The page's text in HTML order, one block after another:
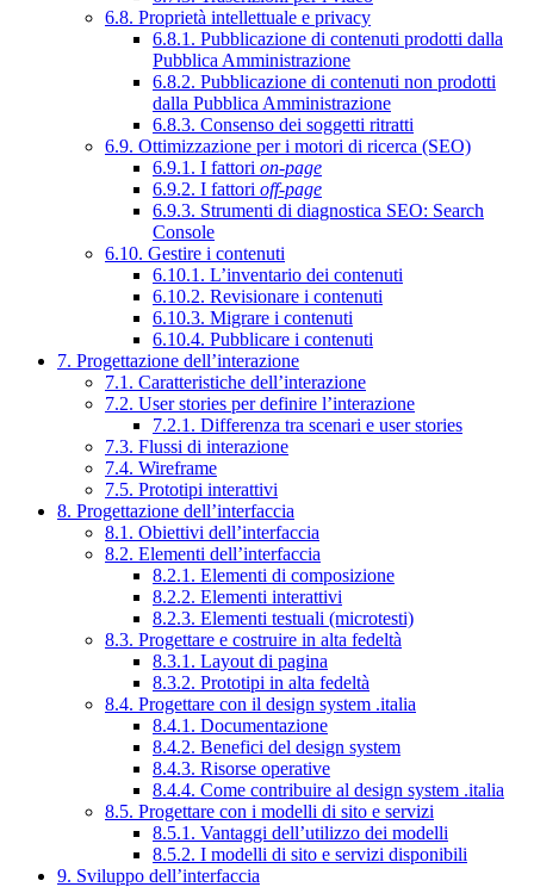
6.8. Proprietà intellettuale e privacy
6.8.1. Pubblicazione di contenuti prodotti dalla
Pubblica Amministrazione
6.8.2. Pubblicazione di contenuti non prodotti
dalla Pubblica Amministrazione
6.8.3. Consenso dei soggetti ritratti
6.9. Ottimizzazione per i motori di ricerca (SEO)
6.9.1. I fattori on-page
6.9.2. I fattori off-page
6.9.3. Strumenti di diagnostica SEO: Search
Console
6.10. Gestire i contenuti
6.10.1. L’inventario dei contenuti
6.10.2. Revisionare i contenuti
6.10.3. Migrare i contenuti
6.10.4. Pubblicare i contenuti
7. Progettazione dell’interazione
7.1. Caratteristiche dell’interazione
7.2. User stories per definire l’interazione
7.2.1. Differenza tra scenari e user stories
7.3. Flussi di interazione
7.4. Wireframe
7.5. Prototipi interattivi
8. Progettazione dell’interfaccia
8.1. Obiettivi dell’interfaccia
8.2. Elementi dell’interfaccia
8.2.1. Elementi di composizione
8.2.2. Elementi interattivi
8.2.3. Elementi testuali (microtesti)
8.3. Progettare e costruire in alta fedeltà
8.3.1. Layout di pagina
8.3.2. Prototipi in alta fedeltà
8.4. Progettare con il design system .italia
8.4.1. Documentazione
8.4.2. Benefici del design system
8.4.3. Risorse operative
8.4.4. Come contribuire al design system .italia
8.5. Progettare con i modelli di sito e servizi
8.5.1. Vantaggi dell’utilizzo dei modelli
8.5.2. I modelli di sito e servizi disponibili
9. Sviluppo dell’interfaccia